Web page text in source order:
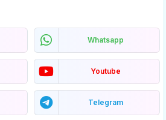
Whatsapp
Youtube
Telegram